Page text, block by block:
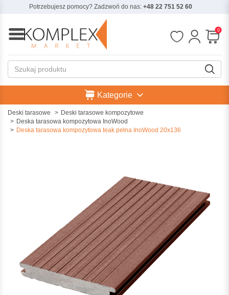
Potrzebujesz pomocy? Zadzwoń do nas: +48 22 751 52 60
0
Kategorie
Deski tarasowe
Deski tarasowe kompozytowe
Deska tarasowa kompozytowa InoWood
Deska tarasowa kompozytowa teak pełna InoWood 20x136